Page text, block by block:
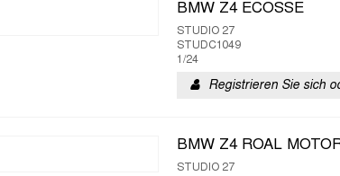
BMW Z4 ECOSSE
STUDIO 27
STUDC1049
1/24
Registrieren Sie sich
BMW Z4 ROAL
STUDIO 27